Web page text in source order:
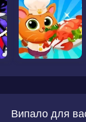
Випало для